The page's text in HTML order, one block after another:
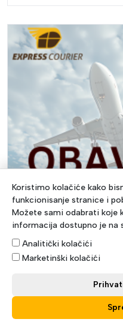
Koristimo kolačiće kako
funkcionisanje stranice i
Možete sami odabrati koje
informacija dostupno je na
Analitički kolačići
Marketinški kolačići
Obavijest o